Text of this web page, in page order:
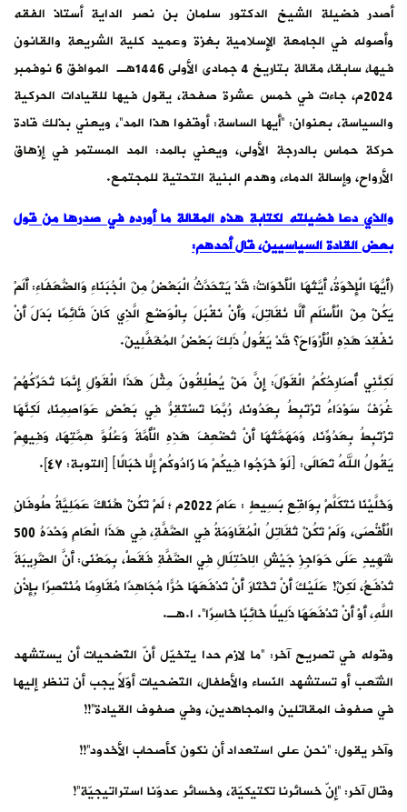
أصدر فضيلة الشيخ الدكتور سلمان بن نصر الداية أستاذ الفقه
وأصوله في الجامعة الإسلامية بغزة وعميد كلية الشريعة والقانون
فيها، سابقا، مقالة بتاريخ 4 جمادى الأولى 1446هـ الموافق 6 نوفمبر
2024م، جاءت في خمس عشرة صفحة، يقول فيها للقيادات الحركية
والسياسة، بعنوان: “أيها الساسة: أوقفوا هذا المد”، ويعني بذلك قادة
حركة حماس بالدرجة الأولى، ويعني بالمد: المد المستمر في إزهاق
الأرواح، وإسالة الدماء، وهدم البنية التحتية للمجتمع.
والذي دعا فضيلته لكتابة هذه المقالة ما أورده في صدرها من قول
بعض القادة السياسيين، قال أحدهم:
(أَيُّهَا الْإِخْوَةُ، أَيَّتُهَا الْأَخَوَاتُ: قَدْ يَتَحَدَّثُ الْبَعْضُ مِنَ الْجُبَنَاءِ وَالضُّعَفَاءِ: أَلَمْ
يَكُنْ مِنَ الْأَسْلَمِ أَلَّا نُقَاتِلَ، وَأَنْ نَقْبَلَ بِالْوَضْعِ الَّذِي كَانَ قَائِمًا بَدَلَ أَنْ
نَفْقِدَ هَذِهِ الْأَرْوَاحَ؟ قَدْ يَقُولُ ذَلِكَ بَعْضُ المُغَفَّلِينَ.
لَكِنَّنِي أُصَارِحُكُمُ الْقَوْلَ: إِنَّ مَنْ يُطْلِقُونَ مِثْلَ هَذَا الْقَوْلِ إِنَّمَا تُحَرِّكُهُمْ
غُرَفٌ سَوْدَاءُ تَرْتَبِطُ بِعَدُونَا، رُبَّمَا تَسْتَقِرُّ فِي بَعْضٍ عَوَاصِمِنَا، لَكِنَّهَا
تَرْتَبِطُ بِعَدُوِّنَا، وَمَهَمَّتُهَا أَنْ تُضْعِفَ هَذِهِ الْأُمَّةَ وَعُلُوَّ هِمَّتِهَا، وَفِيهِمْ
يَقُولُ اللهُ تَعَالَى: ﴿لَوْ خَرَجُوا فِيكُمْ مَا زَادُوكُمْ إِلَّا خَبَالًا﴾ [التوبة: ٤٧].
وَخَلَّيْنَا نَتَكَلَّمْ بِوَاقِعِ بَسِيطٍ : عَامَ 2022م ؛ لَمْ تَكُنْ هُنَاكَ عَمَلِيَّةُ طُوفَانِ
الْأَقْصَى، وَلَمْ تَكُنْ تُقَاتِلُ الْمُقَاوَمَةُ فِي الضَّفَّةِ، فِي هَذَا الْعَامِ وَحْدَهُ 500
شَهِيدٍ عَلَى حَوَاجِزِ جَيْشِ الِاحْتِلَالِ فِي الضَّفَّةِ فَقَطْ، بِمَعْنَى: أَنَّ الضَّرِيبَةَ
تُدْفَعُ، لَكِنْ! عَلَيْكَ أَنْ تَخْتَارَ أَنْ تَدْفَعَهَا حُرًّا مُجَاهِدًا مُقَاوِمًا مُنْتَصِرًا بِإِذْنِ
اللَّهِ، أَوْ أَنْ تَدْفَعَهَا ذَلِيلًا خَائِبًا خَاسِرًا”. ا.هـ.
وقوله في تصريح آخر: “ما لازم حدا يتخيّل أنّ التّضحيات أن يستشهد
الشّعب أو تستشهد النّساء والأطفال، التّضحيات أوّلاً يجب أن تنظر إليها
في صفوف المقاتلين والمجاهدين، وفي صفوف القيادة”!!
وآخر يقول: “نحن على استعداد أن نكون كأصحاب الأخدود”!!
وقال آخر: “إنّ خسائرنا تكتيكيّة، وخسائر عدوّنا استراتيجيّة”!